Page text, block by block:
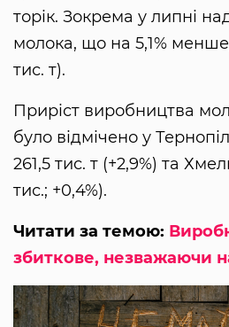
торік. Зокрема у липні
молока, що на 5,1%
тис. т).
Приріст виробництва
було відмічено у
261,5 тис. т (+2,9%) та
тис.; +0,4%).
Читати за темою:
збиткове, незважаючи